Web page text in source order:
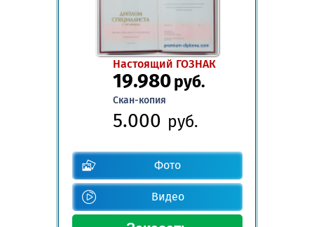
Настоящий ГОЗНАК
19.980руб.
Скан-копия
5.000 руб.
Фото
Видео